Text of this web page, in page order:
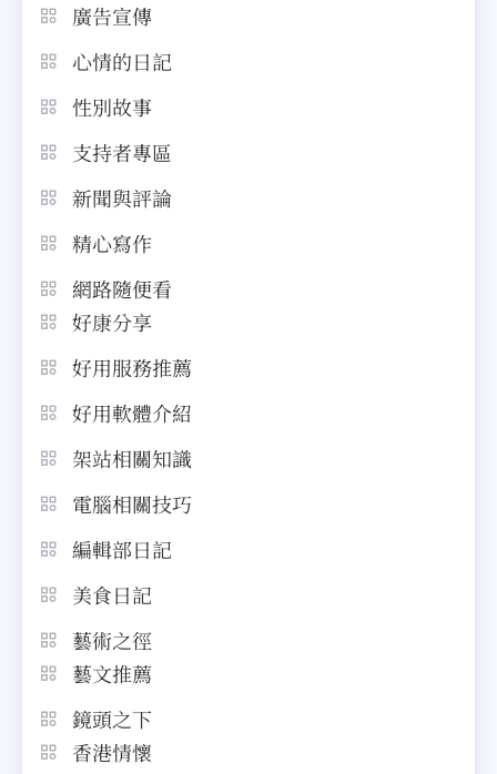
廣告宣傳
心情的日記
性別故事
支持者專區
新聞與評論
精心寫作
網路隨便看
好康分享
好用服務推薦
好用軟體介紹
架站相關知識
電腦相關技巧
編輯部日記
美食日記
藝術之徑
藝文推薦
鏡頭之下
香港情懷